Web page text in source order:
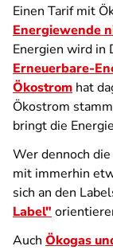
Einen Tarif mit
Energiewende
Energien wird in
Erneuerbare-
Ökostrom hat
Ökostrom
bringt die
Wer dennoch
mit immerhin
sich an den
Label"
Auch Ökogas